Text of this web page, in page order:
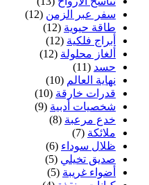
سفر عبر الزمن (12)
طاقة حيوية (12)
أبراج فلكية (12)
ألغاز محلولة (12)
حسد (11)
نهاية العالم (10)
قدرات خارقة (10)
شخصيات أدبية (9)
خدع مرعبة (8)
ملائكة (7)
ظلال سوداء (6)
صديق تخيلي (5)
أضواء غريبة (5)